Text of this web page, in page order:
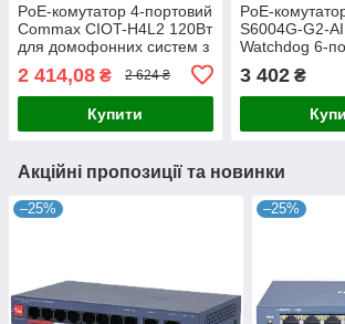
PoE-комутатор 4-портовий
Commax CIOT-H4L2 120Вт
для домофонних систем з
швидкістю 100 Мбіт/с
2 414,08 ₴ 2 624 ₴
Купити
PoE-
S6004G-G2-
Watchdog 6-
3 402₴
Акційні пропозиції та новинки
–25% –25%